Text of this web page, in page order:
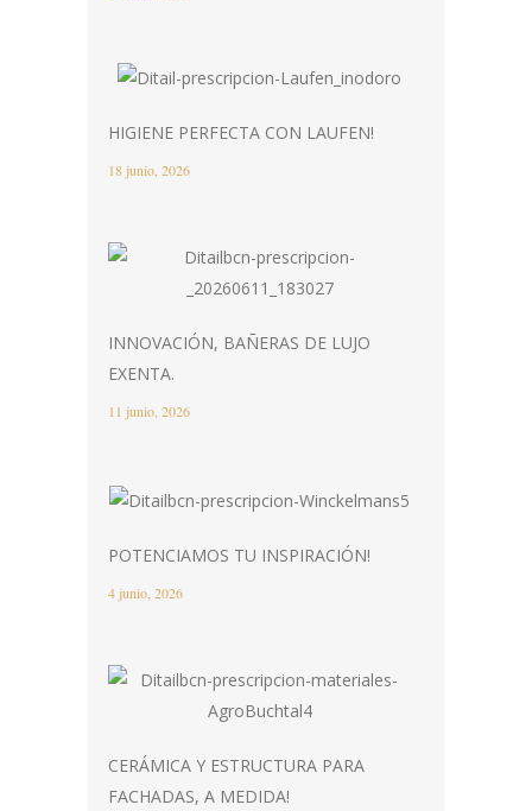
HIGIENE PERFECTA CON LAUFEN!
18 junio, 2026
INNOVACIÓN, BAÑERAS DE LUJO
EXENTA.
11 junio, 2026
POTENCIAMOS TU INSPIRACIÓN!
4 junio, 2026
CERÁMICA Y ESTRUCTURA PARA
FACHADAS, A MEDIDA!